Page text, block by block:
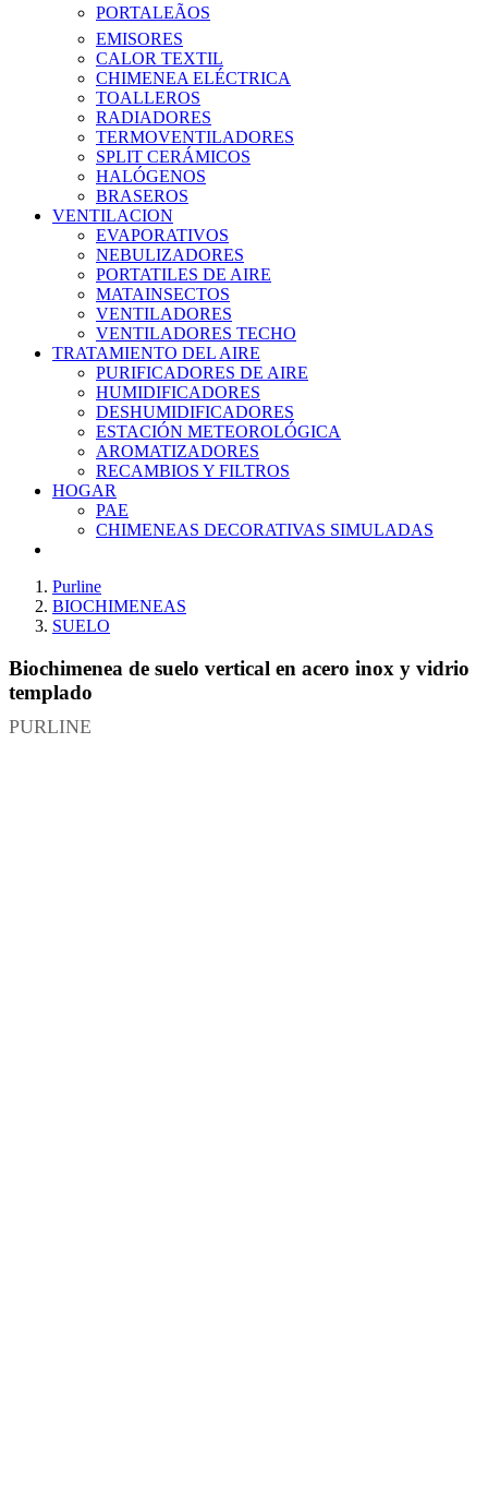
PORTALEÃOS
EMISORES
CALOR TEXTIL
CHIMENEA ELÉCTRICA
TOALLEROS
RADIADORES
TERMOVENTILADORES
SPLIT CERÁMICOS
HALÓGENOS
BRASEROS
VENTILACION
EVAPORATIVOS
NEBULIZADORES
PORTATILES DE AIRE
MATAINSECTOS
VENTILADORES
VENTILADORES TECHO
TRATAMIENTO DEL AIRE
PURIFICADORES DE AIRE
HUMIDIFICADORES
DESHUMIDIFICADORES
ESTACIÓN METEOROLÓGICA
AROMATIZADORES
RECAMBIOS Y FILTROS
HOGAR
PAE
CHIMENEAS DECORATIVAS SIMULADAS
Purline
BIOCHIMENEAS
SUELO
Biochimenea de suelo vertical en acero inox y vidrio
templado
PURLINE